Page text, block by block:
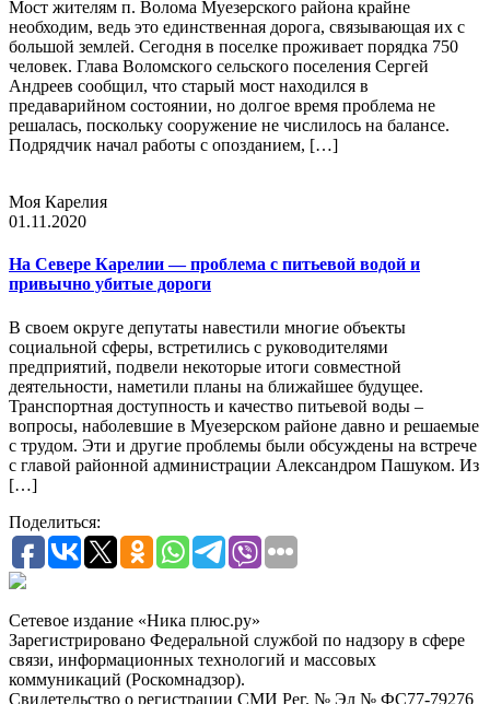
Мост жителям п. Волома Муезерского района крайне
необходим, ведь это единственная дорога, связывающая их с
большой землей. Сегодня в поселке проживает порядка 750
человек. Глава Воломского сельского поселения Сергей
Андреев сообщил, что старый мост находился в
предаварийном состоянии, но долгое время проблема не
решалась, поскольку сооружение не числилось на балансе.
Подрядчик начал работы с опозданием, […]
Моя Карелия
01.11.2020
На Севере Карелии — проблема с питьевой водой и
привычно убитые дороги
В своем округе депутаты навестили многие объекты
социальной сферы, встретились с руководителями
предприятий, подвели некоторые итоги совместной
деятельности, наметили планы на ближайшее будущее.
Транспортная доступность и качество питьевой воды –
вопросы, наболевшие в Муезерском районе давно и решаемые
с трудом. Эти и другие проблемы были обсуждены на встрече
с главой районной администрации Александром Пашуком. Из
[…]
Поделиться:
Сетевое издание «Ника плюс.ру»
Зарегистрировано Федеральной службой по надзору в сфере
связи, информационных технологий и массовых
коммуникаций (Роскомнадзор).
Свидетельство о регистрации СМИ Рег. № Эл № ФС77-79276